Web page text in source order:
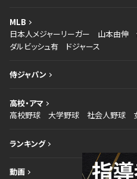
MLB
日本人メジャーリーガー
山本由伸
ダルビッシュ有
ドジャース
侍ジャパン
高校・アマ
高校野球
大学野球 社会人野球
ランキング
動画